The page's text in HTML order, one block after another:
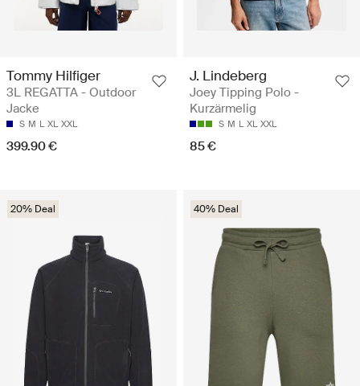
Tommy Hilfiger
3L REGATTA - Outdoor
Jacke
S M L XL XXL
399.90 €
J. Lindeberg
Joey Tipping Polo -
Kurzärmelig
S M L XL XXL
85 €
20% Deal 40% Deal